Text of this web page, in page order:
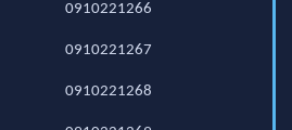
0910221266
0910221267
0910221268